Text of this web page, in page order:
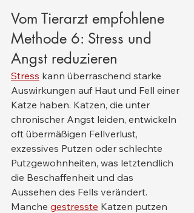
Vom Tierarzt empfohlene
Methode 6: Stress und
Angst reduzieren
Stress kann überraschend starke
Auswirkungen auf Haut und Fell einer
Katze haben. Katzen, die unter
chronischer Angst leiden, entwickeln
oft übermäßigen Fellverlust,
exzessives Putzen oder schlechte
Putzgewohnheiten, was letztendlich
die Beschaffenheit und das
Aussehen des Fells verändert.
Manche gestresste Katzen putzen